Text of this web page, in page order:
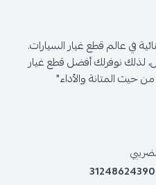
في عالم قطع غيار السيارات.
لذلك نوفرلك أفضل قطع غيار
حيث المتانة والأداء"